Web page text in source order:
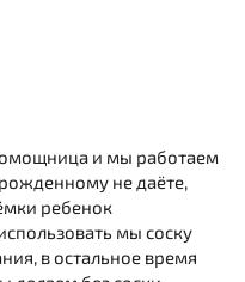
и мы работаем
не даёте,
ребенок
мы соску
в остальное время